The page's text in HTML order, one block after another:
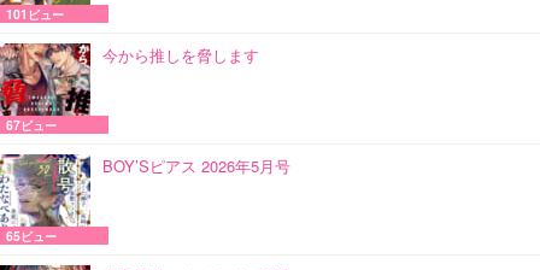
101ビュー
今から推しを脅します
67ビュー
BOY’Sピアス 2026年5月号
65ビュー